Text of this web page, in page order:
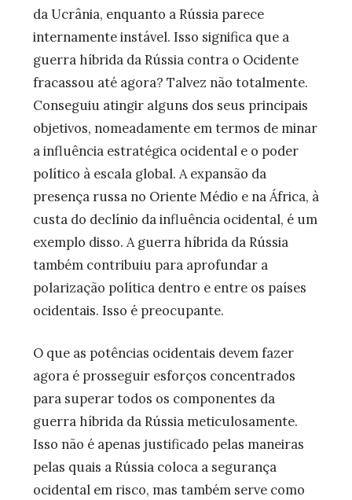
da Ucrânia, enquanto a Rússia parece
internamente instável. Isso significa que a
guerra híbrida da Rússia contra o Ocidente
fracassou até agora? Talvez não totalmente.
Conseguiu atingir alguns dos seus principais
objetivos, nomeadamente em termos de minar
a influência estratégica ocidental e o poder
político à escala global. A expansão da
presença russa no Oriente Médio e na África, à
custa do declínio da influência ocidental, é um
exemplo disso. A guerra híbrida da Rússia
também contribuiu para aprofundar a
polarização política dentro e entre os países
ocidentais. Isso é preocupante.
O que as potências ocidentais devem fazer
agora é prosseguir esforços concentrados
para superar todos os componentes da
guerra híbrida da Rússia meticulosamente.
Isso não é apenas justificado pelas maneiras
pelas quais a Rússia coloca a segurança
ocidental em risco, mas também serve como